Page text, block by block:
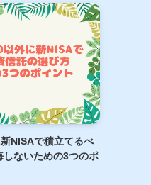
NISAで積立てるべ
ないための3つのポ